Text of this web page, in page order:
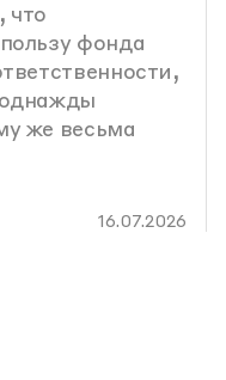
что
фонда
же весьма
16.07.2026